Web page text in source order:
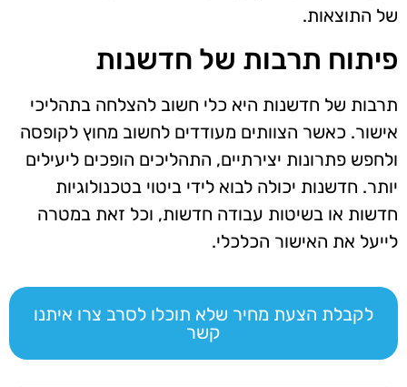
של התוצאות.
פיתוח תרבות של חדשנות
תרבות של חדשנות היא כלי חשוב להצלחה בתהליכי
אישור. כאשר הצוותים מעודדים לחשוב מחוץ לקופסה
ולחפש פתרונות יצירתיים, התהליכים הופכים ליעילים
יותר. חדשנות יכולה לבוא לידי ביטוי בטכנולוגיות
חדשות או בשיטות עבודה חדשות, וכל זאת במטרה
לייעל את האישור הכלכלי.
לקבלת הצעת מחיר שלא תוכלו לסרב צרו איתנו
קשר